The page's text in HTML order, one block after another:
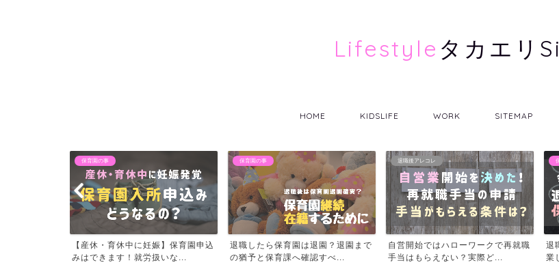
Lifestyle タカエリ
HOME KIDSLIFE WORK SITEMAP
中に妊娠】保育園申込
退職したら保育園は退園？退園まで
の猶予と保育課へ確認すべ...
退職後アレコレ
自営開始ではハローワークで再就職
手当はもらえない？実際ど...
保育園の事
退職からの保育園継続の体験談
業した私の場合～